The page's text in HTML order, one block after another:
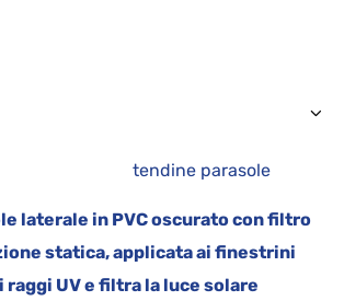
parasole
laterale in PVC oscurato con filtro
statica, applicata ai finestrini
raggi UV e filtra la luce solare